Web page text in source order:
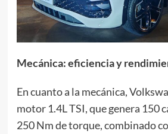
Mecánica: eficiencia y
En cuanto a la mecánica,
motor 1.4L TSI, que genera 150
250 Nm de torque, combinado